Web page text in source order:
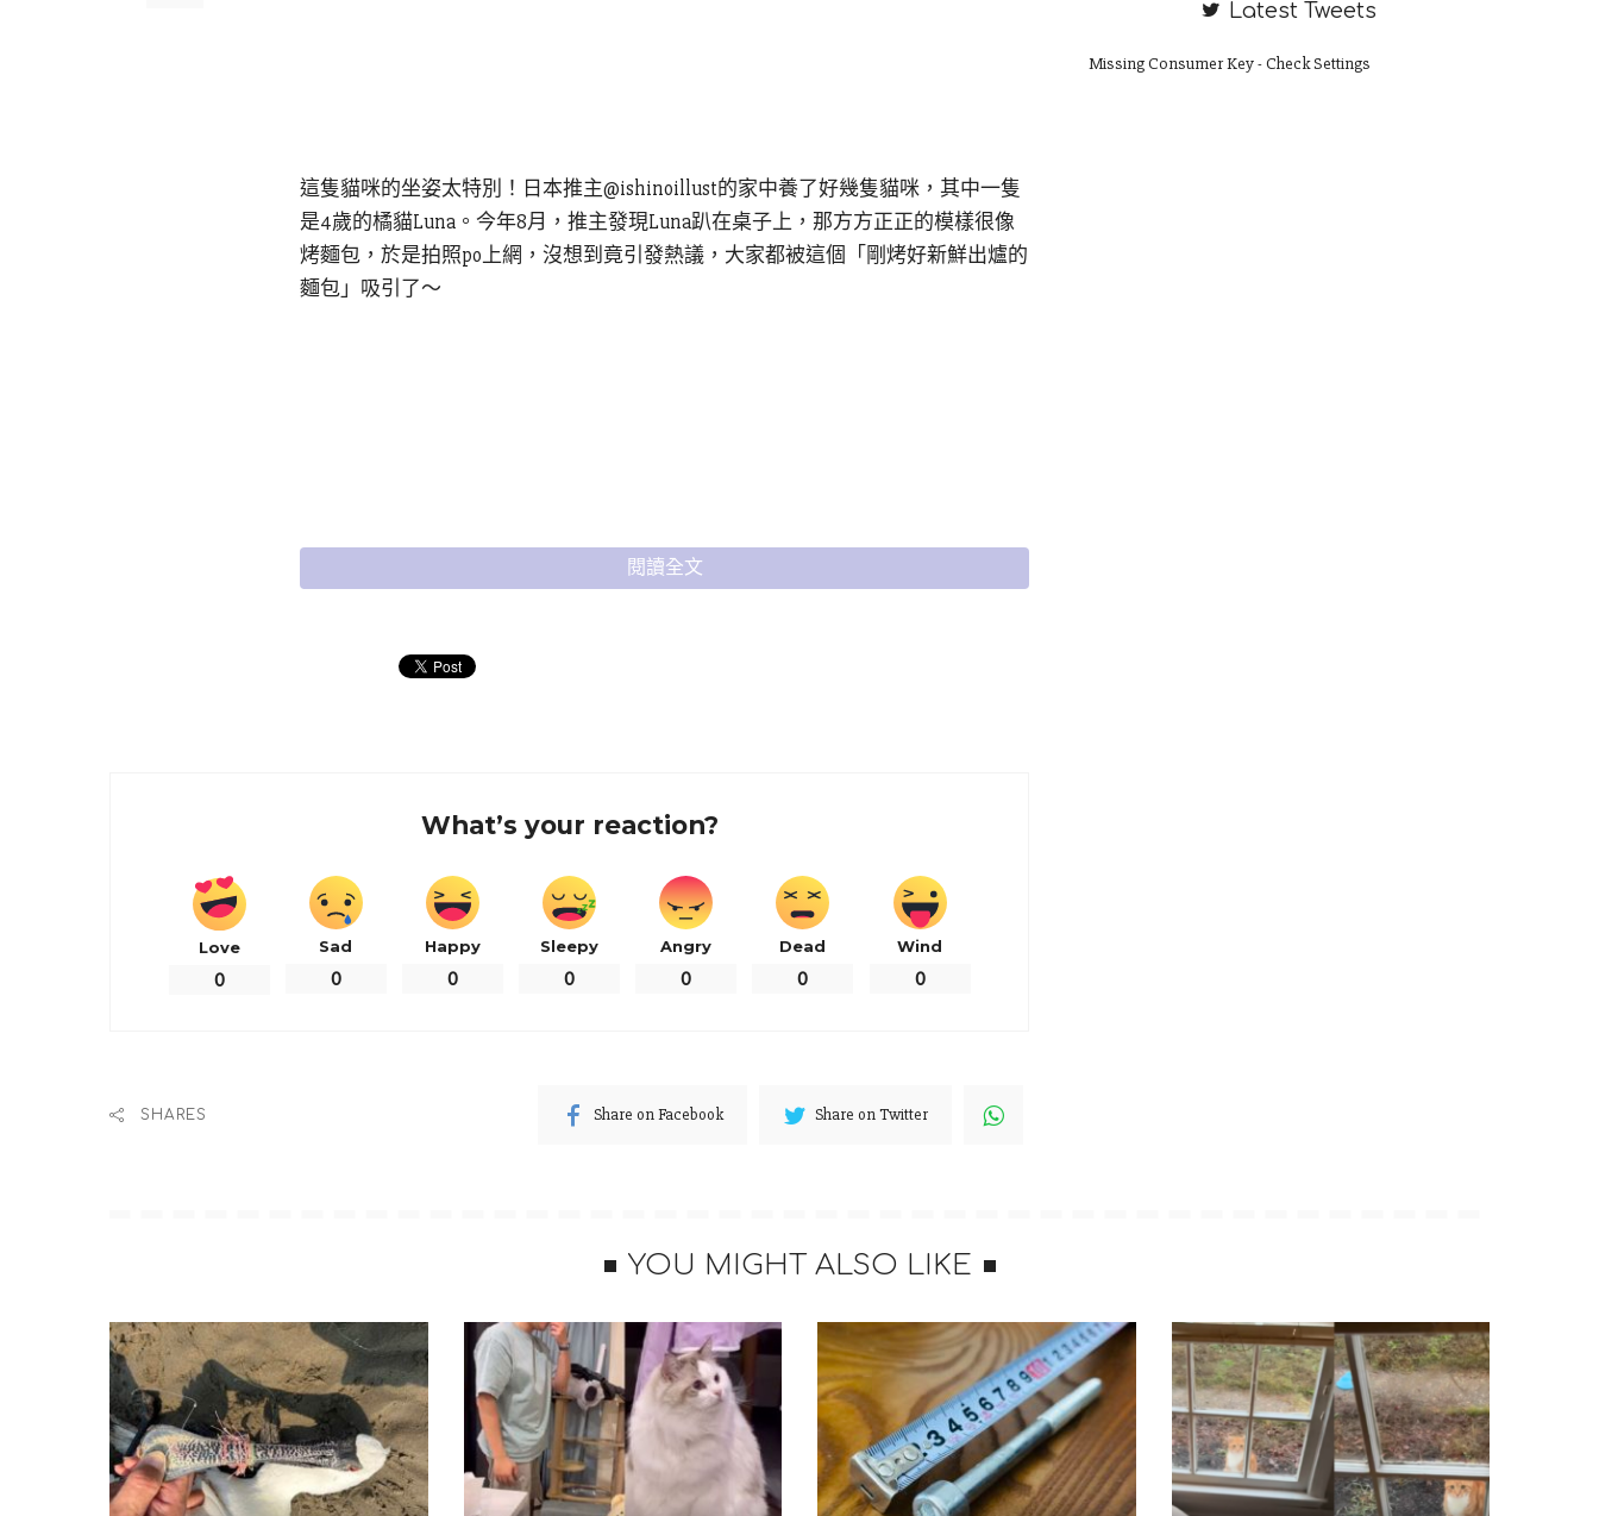
這隻貓咪的坐姿太特別！日本推主@ishinoillust的家中養了好幾隻貓咪，其中一隻
是4歲的橘貓Luna。今年8月，推主發現Luna趴在桌子上，那方方正正的模樣很像
烤麵包，於是拍照po上網，沒想到竟引發熱議，大家都被這個「剛烤好新鮮出爐的
麵包」吸引了～
（圖片來源：@ishinoillust ｜Twitter）
閱讀全文
What’s your reaction?
Love
0
Sad
0
Happy
0
Sleepy
0
Angry
0
Dead
0
Wind
0
SHARES Share on Facebook Share on Twitter
Latest Tweets
Missing Consumer Key - Check Settings
YOU MIGHT ALSO LIKE